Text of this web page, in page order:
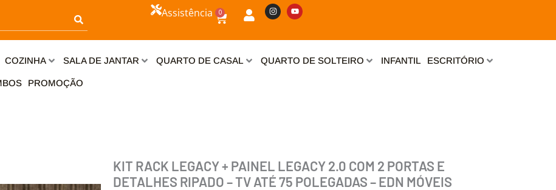
Assistência 0
Carrinho
I
n
s
a
Y
o
u
COZINHA SALA DE JANTAR QUARTO DE CASAL QUARTO DE SOLTEIRO INFANTIL ESCRITÓRIO
PROMOÇÃO
KIT RACK LEGACY + PAINEL LEGACY 2.0 COM 2 PORTAS E
DETALHES RIPADO – TV ATÉ 75 POLEGADAS – EDN MÓVEIS